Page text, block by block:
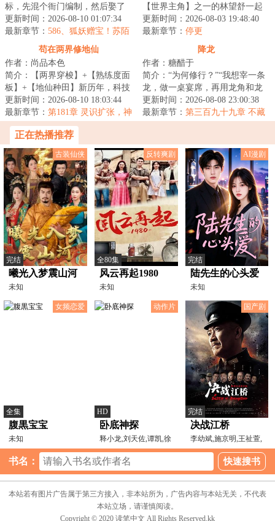
标，先混个衙门编制，然后娶了
巷子头的漂亮小寡妇。直至有一
日，他见到杀人...
更新时间：2026-08-10 01:07:34
最新章节： 586、狐妖赠宝！苏陌
得终极法相！
【世界主角】之一的林望舒一起
历练，在我的协助下，林望舒即
将获得九境剑仙传...
更新时间：2026-08-03 19:48:40
最新章节： 停更
苟在两界修地仙
作者：尚品本色
简介：【两界穿梭】+【熟练度面
板】+【地仙种田】新历年，科技
与地仙道并行的帝国时代。普通
人陆羽为救濒...
更新时间：2026-08-10 18:03:44
最新章节： 第181章 灵识扩张，神
通入体
降龙
作者：糖醋于
简介：“为何修行？”“我想宰一条
龙，做一桌宴席，再用龙角和龙
筋做一把弹弓。”王慎认真道。欲
食龙，先...
更新时间：2026-08-08 23:00:38
最新章节： 第三百九十九章 不藏
正在热播推荐
古装仙侠
完结
曦光入梦震山河
未知
反转爽剧
全80集
风云再起1980
未知
AI漫剧
完结
陆先生的心头爱
未知
女频恋爱
全集
腹黒宝宝
未知
动作片
HD
卧底神探
释小龙,刘天佐,谭凯,徐
少强,言杰,淳于珊珊,
国产剧
完结
决战江桥
李幼斌,施京明,王祉萱,
米学东,刘金山,沙景
书名：
本站若有图片广告属于第三方接入，非本站所为，广告内容与本站无关，不代表
本站立场，请谨慎阅读。
Copyright © 2020 读笔中文 All Rights Reserved.kk